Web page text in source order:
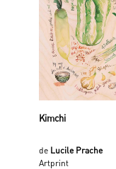
Kimchi
de Lucile Prache
Artprint